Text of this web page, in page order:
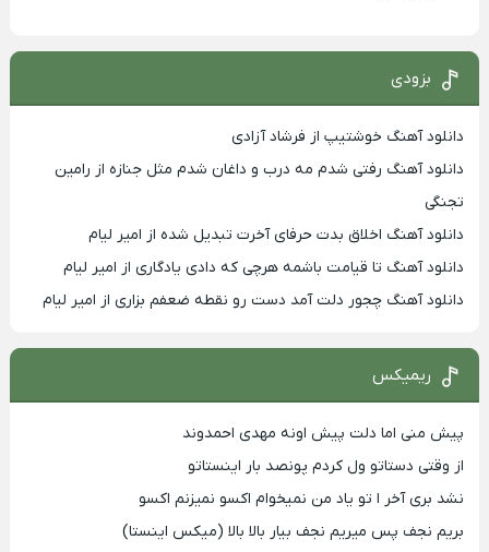
بزودی
دانلود آهنگ خوشتیپ از فرشاد آزادی
دانلود آهنگ رفتی شدم مه درب و داغان شدم مثل جنازه از رامین
تجنگی
دانلود آهنگ اخلاق بدت حرفای آخرت تبدیل شده از امیر لیام
دانلود آهنگ تا قیامت باشمه هرچی که دادی یادگاری از امیر لیام
دانلود آهنگ چجور دلت آمد دست رو نقطه ضعفم بزاری از امیر لیام
ریمیکس
پیش منی اما دلت پیش اونه مهدی احمدوند
از وقتی دستاتو ول کردم پونصد بار اینستاتو
نشد بری آخر ا تو یاد من نمیخوام اکسو نمیزنم اکسو
بریم نجف پس میریم نجف بیار بالا بالا (میکس اینستا)